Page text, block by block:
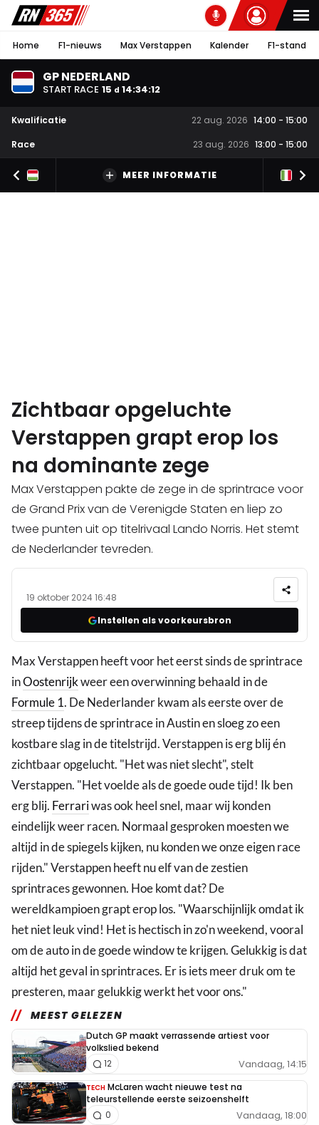
Home F1-nieuws Max Verstappen Kalender F1-stand
GP NEDERLAND
START RACE 15 d 14:34:12
Kwalificatie 22 aug. 2026 14:00 - 15:00
Race
23 aug. 2026 13:00 - 15:00
MEER INFORMATIE
Zichtbaar opgeluchte
Verstappen grapt erop los
na dominante zege
Max Verstappen pakte de zege in de sprintrace voor
de Grand Prix van de Verenigde Staten en liep zo
twee punten uit op titelrivaal Lando Norris. Het stemt
de Nederlander tevreden.
19 oktober 2024 16:48
Instellen als voorkeursbron
Max Verstappen heeft voor het eerst sinds de sprintrace
inOostenrijkweer een overwinning behaald in de
Formule 1. De Nederlander kwam als eerste over de
streep tijdens de sprintrace in Austin en sloeg zo een
kostbare slag in de titelstrijd. Verstappen is erg blij én
zichtbaar opgelucht. "Het was niet slecht", stelt
Verstappen. "Het voelde als de goede oude tijd! Ik ben
erg blij. Ferrariwas ook heel snel, maar wij konden
eindelijk weer racen. Normaal gesproken moesten we
altijd in de spiegels kijken, nu konden we onze eigen race
rijden." Verstappen heeft nu elf van de zestien
sprintraces gewonnen. Hoe komt dat? De
wereldkampioen grapt erop los. "Waarschijnlijk omdat ik
het niet leuk vind! Het is hectisch in zo'n weekend, vooral
om de auto in de goede window te krijgen. Gelukkig is dat
altijd het geval in sprintraces. Er is iets meer druk om te
presteren, maar gelukkig werkt het voor ons."
MEEST GELEZEN
Dutch GP maakt verrassende artiest voor
volkslied bekend
Vandaag, 14:15
12
TECH McLaren wacht nieuwe test na
teleurstellende eerste seizoenshelft
Vandaag, 18:00
0